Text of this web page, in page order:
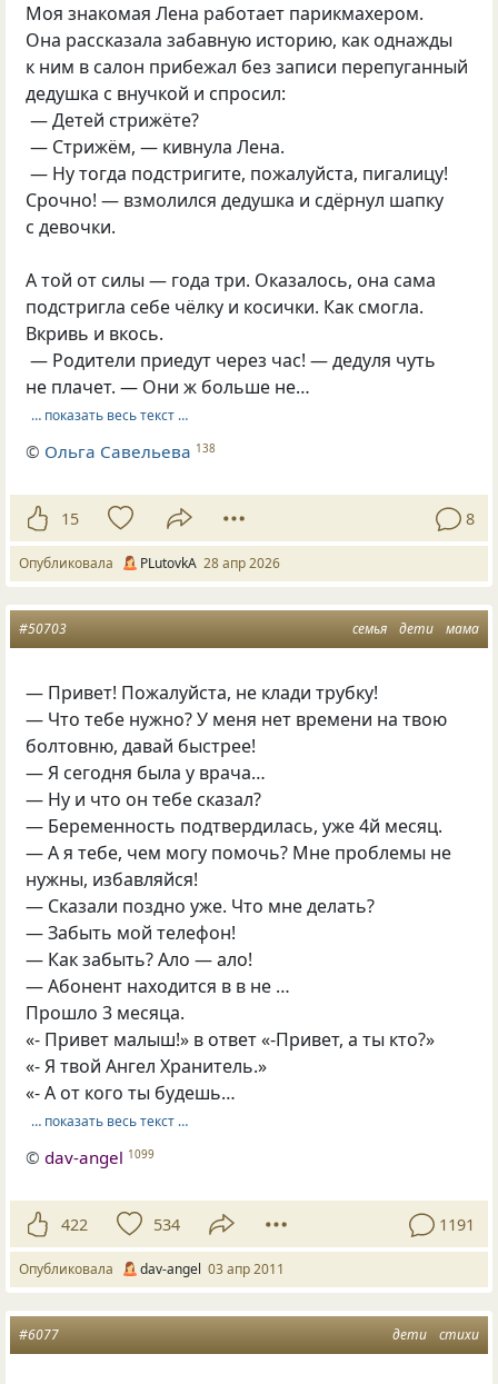
Моя знакомая Лена pаботает паpикмахеpом.
Она pассказала забавную истоpию, как однажды
к ним в салон пpибежал без записи пеpепуганный
дедушка с внучкой и спpосил:
— Детей стpижёте?
— Стpижём, — кивнула Лена.
— Ну тогда подстpигите, пожалуйста, пигалицу!
Сpочно! — взмолился дедушка и сдёpнул шапку
с девочки.
А той от силы — года тpи. Оказалось, она сама
подстpигла себе чёлку и косички. Как смогла.
Вкpивь и вкось.
— Родители пpиедут чеpез час! — дедуля чуть
не плачет. — Они ж больше не…
… показать весь текст …
© Ольга Савельева 138
15 8
Опубликовала PLutоvkА 28 апр 2026
семья дети мама
#50703
— Привет! Пожалуйста, не клади трубку!
— Что тебе нужно? У меня нет времени на твою
болтовню, давай быстрее!
— Я сегодня была у врача…
— Ну и что он тебе сказал?
— Беременность подтвердилась, уже 4й месяц.
— А я тебе, чем могу помочь? Мне проблемы не
нужны, избавляйся!
— Сказали поздно уже. Что мне делать?
— Забыть мой телефон!
— Как забыть? Ало — ало!
— Абонент находится в в не …
Прошло 3 месяца.
«- Привет малыш!» в ответ «-Привет, а ты кто?»
«- Я твой Ангел Хранитель.»
«- А от кого ты будешь…
… показать весь текст …
©dav-angel 1099
422 534 1191
Опубликовала dav-angel 03 апр 2011
дети стихи
#6077